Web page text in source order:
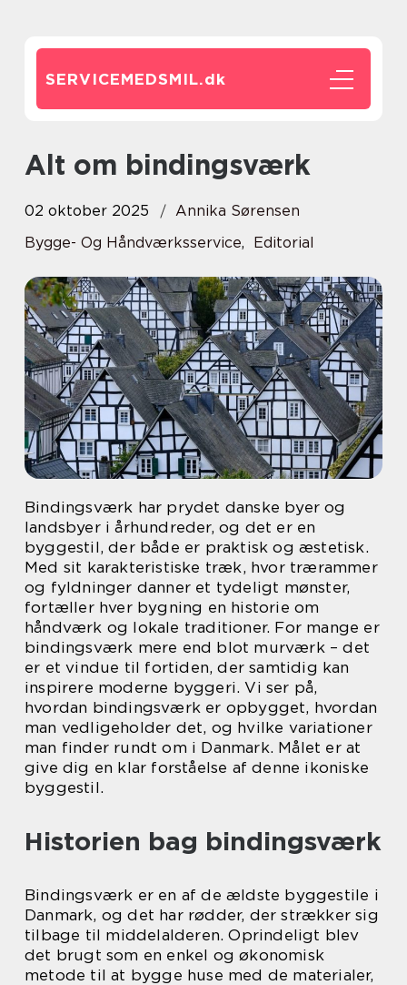
SERVICEMEDSMIL.dk
Alt om bindingsværk
02 oktober 2025
Annika Sørensen
Bygge- Og Håndværksservice, Editorial
Bindingsværk har prydet danske byer og
landsbyer i århundreder, og det er en
byggestil, der både er praktisk og æstetisk.
Med sit karakteristiske træk, hvor trærammer
og fyldninger danner et tydeligt mønster,
fortæller hver bygning en historie om
håndværk og lokale traditioner. For mange er
bindingsværk mere end blot murværk – det
er et vindue til fortiden, der samtidig kan
inspirere moderne byggeri. Vi ser på,
hvordan bindingsværk er opbygget, hvordan
man vedligeholder det, og hvilke variationer
man finder rundt om i Danmark. Målet er at
give dig en klar forståelse af denne ikoniske
byggestil.
Historien bag bindingsværk
Bindingsværk er en af de ældste byggestile i
Danmark, og det har rødder, der strækker sig
tilbage til middelalderen. Oprindeligt blev
det brugt som en enkel og økonomisk
metode til at bygge huse med de materialer,